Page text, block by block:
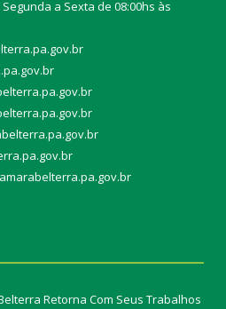
a Sexta de 08:00hs às
r
Retorna Com Seus Trabalhos